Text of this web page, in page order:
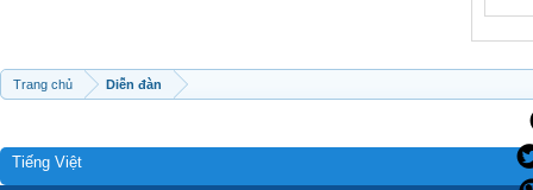
Trang chủ Diễn đàn
Tiếng Việt